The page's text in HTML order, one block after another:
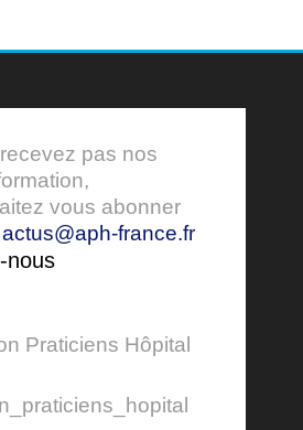
pas nos
vous abonner
actus@aph-france.fr
nous
Praticiens Hôpital